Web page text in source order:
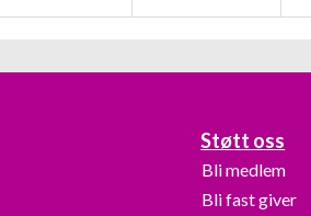
Støtt oss
Bli medlem
Bli fast giver